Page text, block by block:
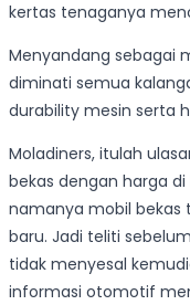
kertas tenaganya
Menyandang sebagai
diminati semua
durability mesin serta
Moladiners, itulah
bekas dengan harga
namanya mobil bekas
baru. Jadi teliti
tidak menyesal
informasi otomotif